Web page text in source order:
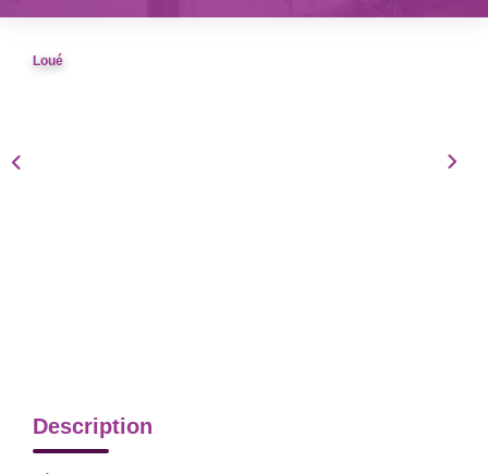
Loué
Description